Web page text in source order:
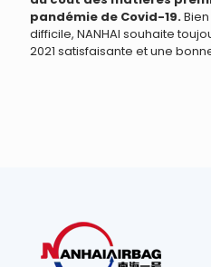
pandémie de Covid-19.
difficile, NANHAI souhaite
2021 satisfaisante et une